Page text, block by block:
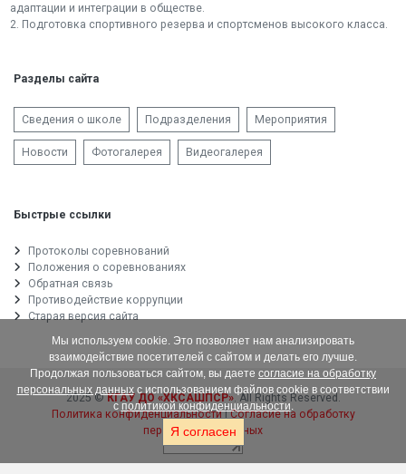
адаптации и интеграции в обществе.
2. Подготовка спортивного резерва и спортсменов высокого класса.
Разделы сайта
Сведения о школе Подразделения Мероприятия
Новости Фотогалерея Видеогалерея
Быстрые ссылки
Протоколы соревнований
Положения о соревнованиях
Обратная связь
Противодействие коррупции
Старая версия сайта
2025 ©КГАУ ДО «ХКСАШПСР». All Rights Reserved.
Политика конфиденциальности|Согласие на обработку
персональных данных
Мы используем cookie. Это позволяет нам анализировать
взаимодействие посетителей с сайтом и делать его лучше.
Продолжая пользоваться сайтом, вы даете согласие на обработку
персональных данныхс использованием файлов cookie в соответствии
с политикой конфиденциальности.
Я согласен